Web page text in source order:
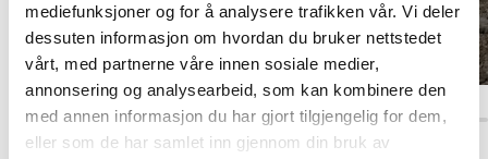
mediefunksjoner og for å analysere trafikken vår. Vi deler
dessuten informasjon om hvordan du bruker nettstedet
vårt, med partnerne våre innen sosiale medier,
annonsering og analysearbeid, som kan kombinere den
med annen informasjon du har gjort tilgjengelig for dem,
eller som de har samlet inn gjennom din bruk av
Utforsk